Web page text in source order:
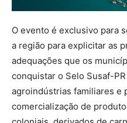
O evento é exclusivo para
a região para explicitar as
adequações que os
conquistar o Selo Susaf-
agroindústrias familiares e
comercialização de